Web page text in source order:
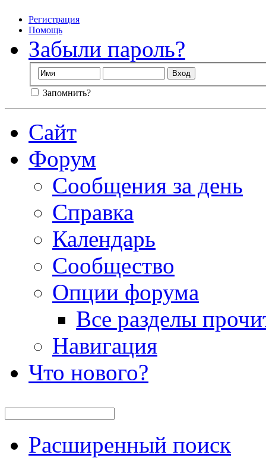
Регистрация
Помощь
Забыли пароль?
Запомнить?
Сайт
Форум
Сообщения за день
Справка
Календарь
Сообщество
Опции форума
Все разделы
Навигация
Что нового?
Расширенный поиск